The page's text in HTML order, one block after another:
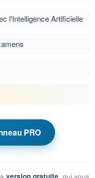
suivante
de ligne
l'Intelligence Artificielle
PRO
version gratuite, qui vous